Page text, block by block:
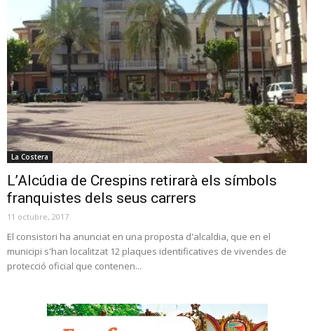
La Costera
L’Alcúdia de Crespins retirarà els símbols
franquistes dels seus carrers
11 octubre, 2017
El consistori ha anunciat en una proposta d'alcaldia, que en el
municipi s'han localitzat 12 plaques identificatives de vivendes de
protecció oficial que contenen...